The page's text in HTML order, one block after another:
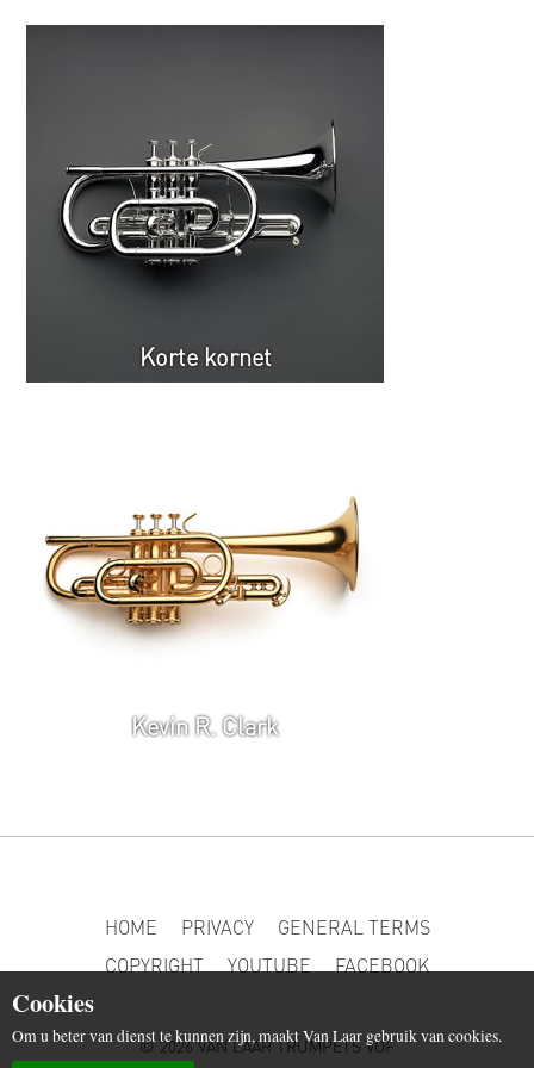
Korte kornet
Kevin R. Clark
HOME PRIVACY
GENERAL TERMS
COPYRIGHT
YOUTUBE FACEBOOK
© 2026 VAN LAAR TRUMPETS VOF
Cookies
Om u beter van dienst te kunnen zijn, maakt Van Laar gebruik van cookies.